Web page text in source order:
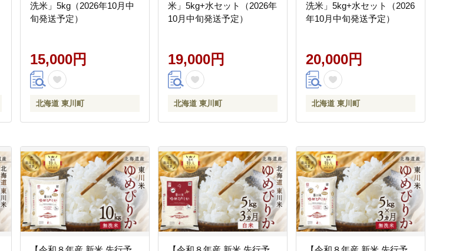
洗米」5kg（2026年10月中
旬発送予定）
15,000円
北海道 東川町
米」5kg+水セット（2026年
10月中旬発送予定）
19,000円
北海道 東川町
洗米」5kg+水セット（2026
年10月中旬発送予定）
20,000円
北海道 東川町